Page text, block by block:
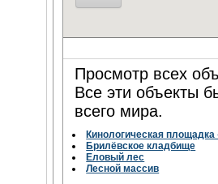
Просмотр всех
Все эти объекты
всего мира.
Кинологическая
Брилёвское кладбище
Еловый лес
Лесной массив